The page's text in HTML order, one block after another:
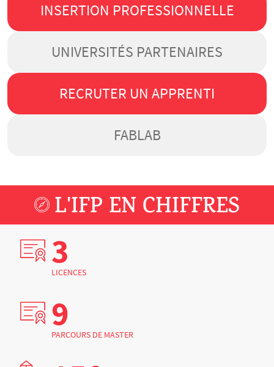
INSERTION PROFESSIONNELLE
UNIVERSITÉS PARTENAIRES
RECRUTER UN APPRENTI
FABLAB
L'IFP EN CHIFFRES
3
LICENCES
9
PARCOURS DE MASTER